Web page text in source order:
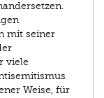
mit seiner
viele
Weise, für